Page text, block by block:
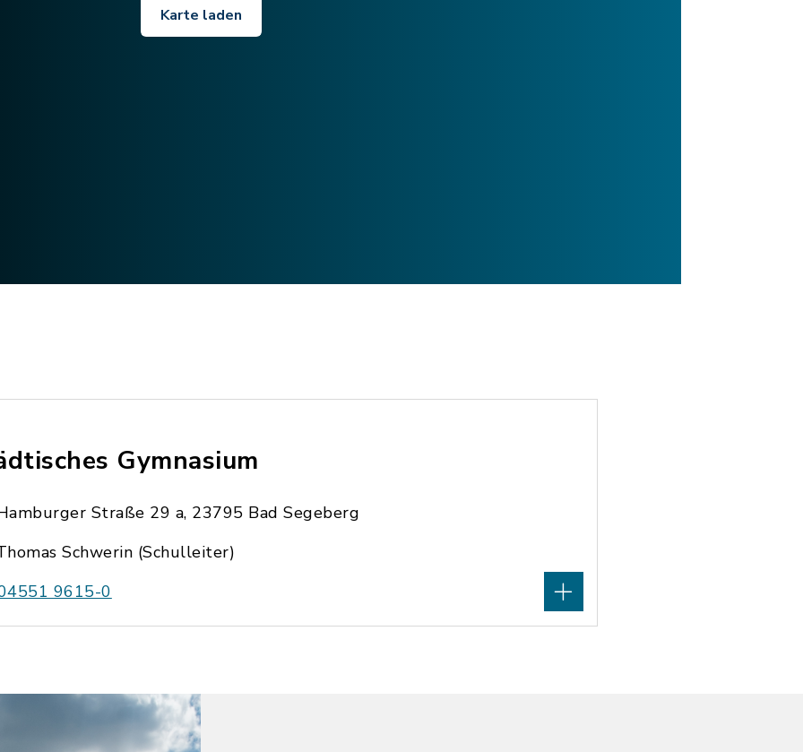
Karte laden
Gymnasium
Straße 29 a, 23795 Bad Segeberg
Schwerin (Schulleiter)
9615-0